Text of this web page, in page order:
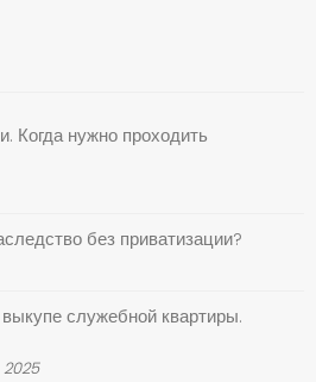
Когда нужно проходить
без приватизации?
служебной квартиры.
2025